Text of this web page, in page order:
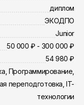
диплом
ЭКОДПО
Junior
50 000 ₽ - 300 000 ₽
54 980 ₽
Программирование,
переподготовка, IT-
технологии